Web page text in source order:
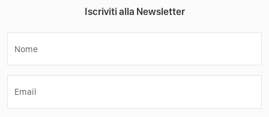
Iscriviti alla Newsletter
Nome
Email